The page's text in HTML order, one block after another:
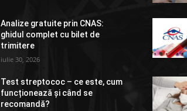
Analize gratuite prin CNAS:
ghidul complet cu bilet de
trimitere
iulie 30, 2026
Test streptococ – ce este, cum
funcționează și când se
recomandă?